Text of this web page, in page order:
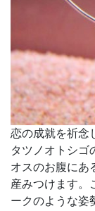
恋の成就を祈念
タツノオトシゴ
オスのお腹にあ
産みつけます。
ークのような姿